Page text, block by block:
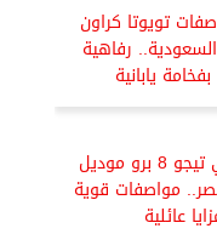
تويوتا كراون
السعودية.. رفاهية
يابانية
أسعار شيري تيجو 8 برو موديل
مصر.. مواصفات قوية
عائلية